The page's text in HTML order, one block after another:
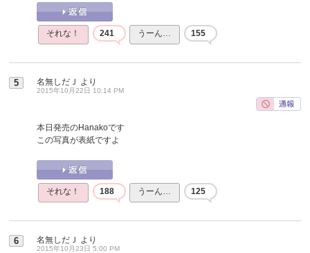
それな！ 241 うーん… 155
5 名無しだＪ より
2015年10月22日 10:14 PM
本日発売のHanakoです
この写真が表紙ですよ
それな！ 188 うーん… 125
6 名無しだＪ より
2015年10月23日 5:00 PM